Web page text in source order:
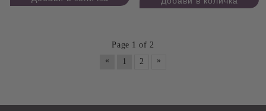
Page 1 of 2
«
1 2 »